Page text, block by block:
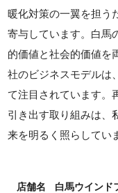
暖化対策の一翼を担う
寄与しています。白馬
的価値と社会的価値を
社のビジネスモデルは
て注目されています。
引き出す取り組みは、
来を明るく照らしてい
店舗名 白馬ウインド